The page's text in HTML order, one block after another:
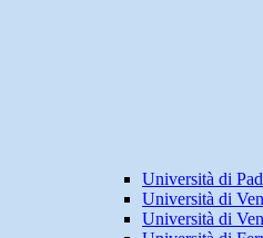
Università di
Università di
Università di